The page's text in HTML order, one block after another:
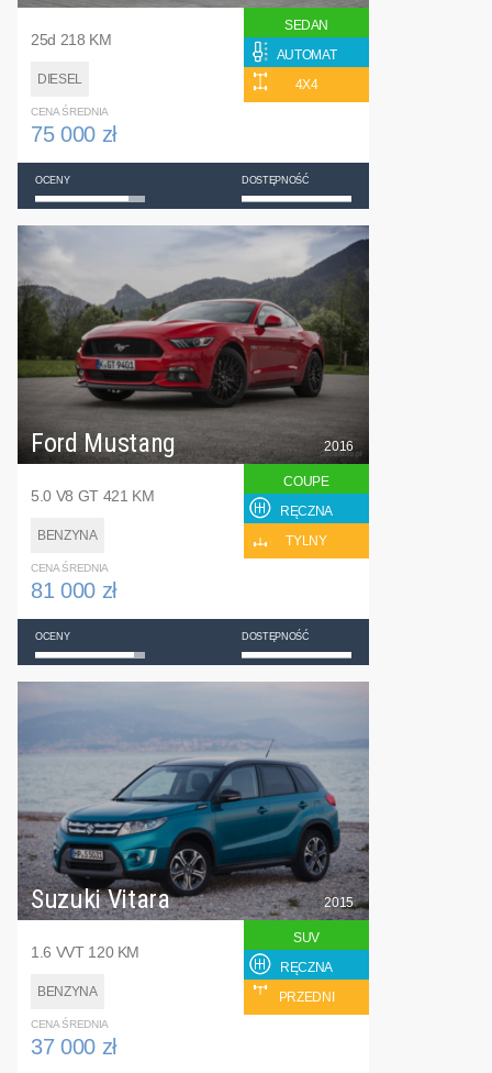
25d 218 KM
DIESEL
SEDAN
AUTOMAT
4X4
CENA ŚREDNIA
75 000 zł
OCENY DOSTĘPNOŚĆ
Ford Mustang
5.0 V8 GT 421 KM
BENZYNA
2016
COUPE
RĘCZNA
TYLNY
CENA ŚREDNIA
81 000 zł
OCENY DOSTĘPNOŚĆ
Suzuki Vitara
1.6 VVT 120 KM
BENZYNA
2015
SUV
RĘCZNA
PRZEDNI
CENA ŚREDNIA
37 000 zł